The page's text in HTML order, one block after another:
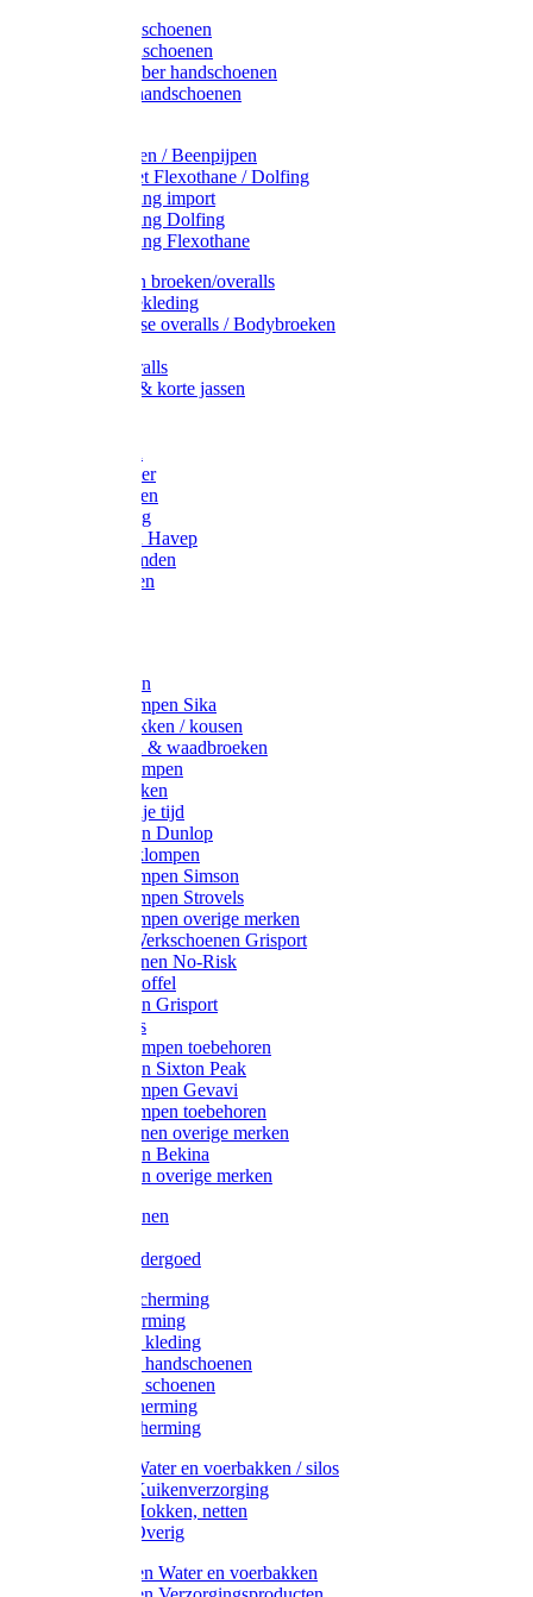
Latex handschoenen
Leren handschoenen
PVC / Rubber handschoenen
Katoenen handschoenen
Plukmouwen / Beenpijpen
Reparatieset Flexothane / Dolfing
Regenkleding import
Regenkleding Dolfing
Regenkleding Flexothane
Toebehoren broeken/overalls
Signalisatiekleding
Amerikaanse overalls / Bodybroeken
Kinderoveralls
Stofjassen & korte jassen
Bodywarmer
Werkbroeken
Zaagkleding
Werkjassen Havep
Thermohemden
Overhemden
Werksokken
Schoenklompen Sika
Thermo sokken / kousen
Lieslaarzen & waadbroeken
Houten klompen
Wandelsokken
Laarzen vrije tijd
Werklaarzen Dunlop
Kunststof klompen
Schoenklompen Simson
Schoenklompen Strovels
Schoenklompen overige merken
Wandel-/ Werkschoenen Grisport
Werkschoenen No-Risk
Klomppantoffel
Werklaarzen Grisport
Accessoires
Houten klompen toebehoren
Werklaarzen Sixton Peak
Schoenklompen Gevavi
Schoenklompen toebehoren
Werkschoenen overige merken
Werklaarzen Bekina
Werklaarzen overige merken
Handschoenen
Thermo ondergoed
Gehoorbescherming
Oogbescherming
Disposable kleding
Disposable handschoenen
Disposable schoenen
Mondbescherming
Hoofdbescherming
Pluimvee Water en voerbakken / silos
Pluimvee Kuikenverzorging
Pluimvee Hokken, netten
Pluimvee Overig
Knaagdieren Water en voerbakken